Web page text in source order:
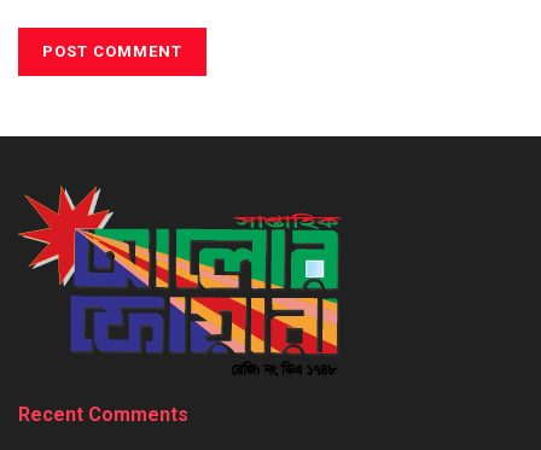
Recent Comments